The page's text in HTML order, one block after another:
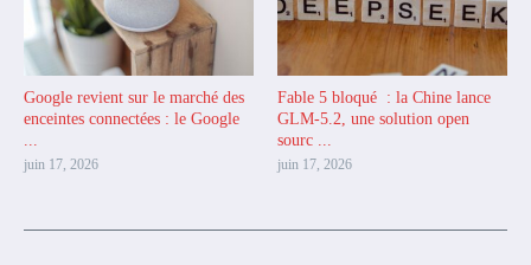
Google revient sur le marché des
enceintes connectées : le Google
juin 17, 2026
Fable 5 bloqué : la Chine lance
GLM-5.2, une solution open
sourc ...
juin 17, 2026